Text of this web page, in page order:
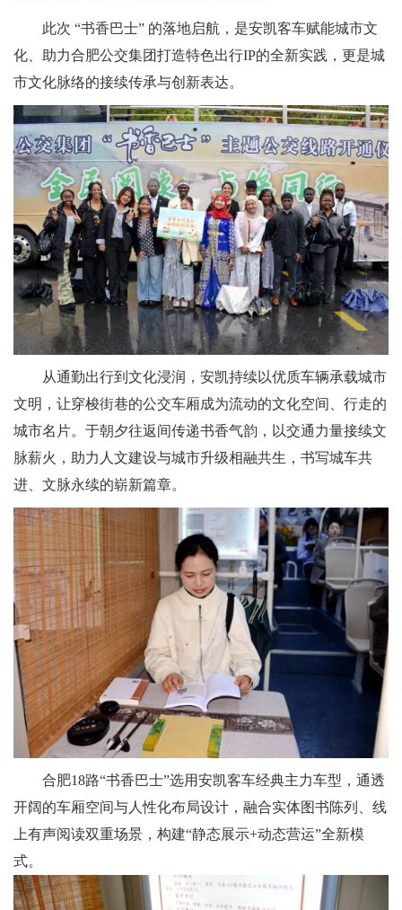
此次 “书香巴士” 的落地启航，是安凯客车赋能城市文
化、助力合肥公交集团打造特色出行IP的全新实践，更是城
市文化脉络的接续传承与创新表达。
从通勤出行到文化浸润，安凯持续以优质车辆承载城市
文明，让穿梭街巷的公交车厢成为流动的文化空间、行走的
城市名片。于朝夕往返间传递书香气韵，以交通力量接续文
脉薪火，助力人文建设与城市升级相融共生，书写城车共
进、文脉永续的崭新篇章。
合肥18路“书香巴士”选用安凯客车经典主力车型，通透
开阔的车厢空间与人性化布局设计，融合实体图书陈列、线
上有声阅读双重场景，构建“静态展示+动态营运”全新模
式。